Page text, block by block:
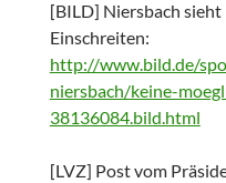
[BILD] Niersbach
Einschreiten:
http://www.bild.de/
niersbach/keine-
38136084.bild.html
[LVZ] Post vom